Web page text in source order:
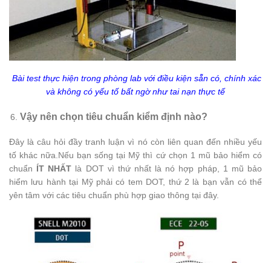
Bài test thực hiện trong phòng lab với điều kiện sẵn có, chính xác
và không có yếu tố bất ngờ như tai nạn thực tế
Vậy nên chọn tiêu chuẩn kiểm định nào?
Đây là câu hỏi đầy tranh luận vì nó còn liên quan đến nhiều yếu
tố khác nữa.Nếu bạn sống tại Mỹ thì cứ chọn 1 mũ bảo hiểm có
chuẩn ÍT NHẤT là DOT vì thứ nhất là nó hợp pháp, 1 mũ bảo
hiểm lưu hành tại Mỹ phải có tem DOT, thứ 2 là bạn vẫn có thể
yên tâm với các tiêu chuẩn phù hợp giao thông tại đây.